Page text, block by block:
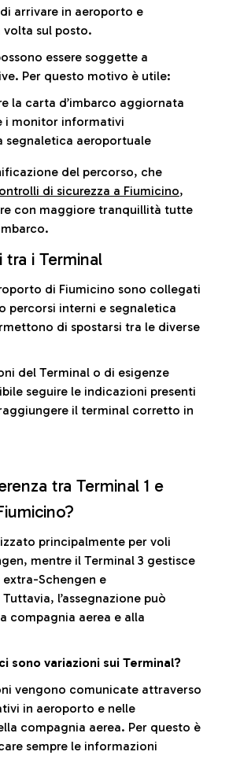
arrivare in aeroporto e
sul posto.
essere soggette a
Per questo motivo è utile:
la carta d’imbarco aggiornata
i monitor informativi
segnaletica aeroportuale
del percorso, che
di sicurezza a Fiumicino,
con maggiore tranquillità tutte
i Terminal
di Fiumicino sono collegati
percorsi interni e segnaletica
di spostarsi tra le diverse
del Terminal o di esigenze
seguire le indicazioni presenti
il terminal corretto in
tra Terminal 1 e
principalmente per voli
mentre il Terminal 3 gestisce
Schengen e
l’assegnazione può
compagnia aerea e alla
sono variazioni sui Terminal?
vengono comunicate attraverso
in aeroporto e nelle
compagnia aerea. Per questo è
sempre le informazioni